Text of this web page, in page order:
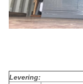
Levering: